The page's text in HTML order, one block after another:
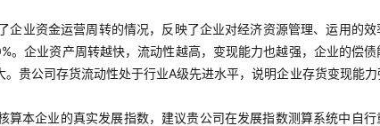
业资金运营周转的情况，反映了企业对经济资源管理、运用的效
企业资产周转越快，流动性越高，变现能力也越强，企业的偿债
贵公司存货流动性处于行业A级先进水平，说明企业存货变现能
本企业的真实发展指数，建议贵公司在发展指数测算系统中自